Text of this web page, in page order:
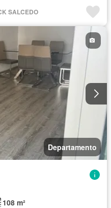
Cocina equipada
Internet
Azotea
panorámica
Wifi
Solo familias
SALCEDO
Departamento
108 m²